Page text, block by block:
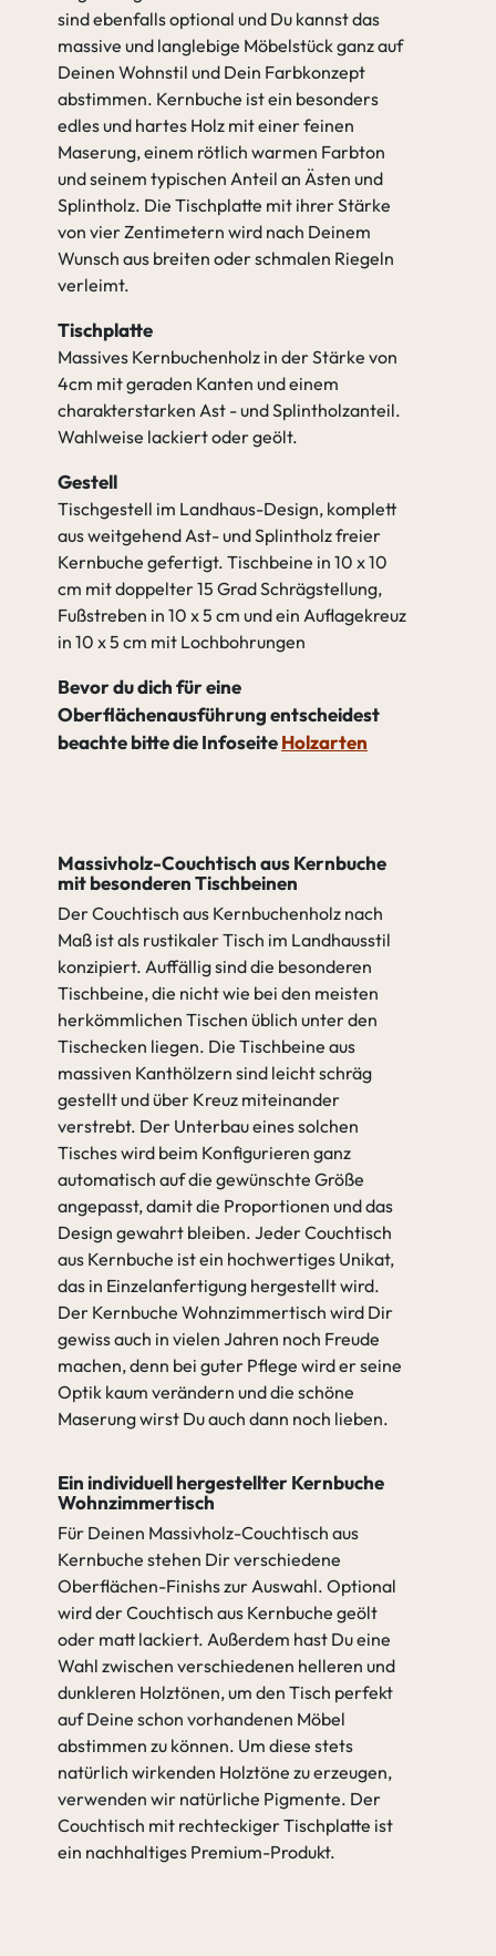
sind ebenfalls optional und Du kannst das
massive und langlebige Möbelstück ganz auf
Deinen Wohnstil und Dein Farbkonzept
abstimmen. Kernbuche ist ein besonders
edles und hartes Holz mit einer feinen
Maserung, einem rötlich warmen Farbton
und seinem typischen Anteil an Ästen und
Splintholz. Die Tischplatte mit ihrer Stärke
von vier Zentimetern wird nach Deinem
Wunsch aus breiten oder schmalen Riegeln
verleimt.
Tischplatte
Massives Kernbuchenholz in der Stärke von
4cm mit geraden Kanten und einem
charakterstarken Ast - und Splintholzanteil.
Wahlweise lackiert oder geölt.
Gestell
Tischgestell im Landhaus-Design, komplett
aus weitgehend Ast- und Splintholz freier
Kernbuche gefertigt. Tischbeine in 10 x 10
cm mit doppelter 15 Grad Schrägstellung,
Fußstreben in 10 x 5 cm und ein Auflagekreuz
in 10 x 5 cm mit Lochbohrungen
Bevor du dich für eine
Oberflächenausführung entscheidest
beachte bitte die InfoseiteHolzarten
Massivholz-Couchtisch aus Kernbuche
mit besonderen Tischbeinen
Der Couchtisch aus Kernbuchenholz nach
Maß ist als rustikaler Tisch im Landhausstil
konzipiert. Auffällig sind die besonderen
Tischbeine, die nicht wie bei den meisten
herkömmlichen Tischen üblich unter den
Tischecken liegen. Die Tischbeine aus
massiven Kanthölzern sind leicht schräg
gestellt und über Kreuz miteinander
verstrebt. Der Unterbau eines solchen
Tisches wird beim Konfigurieren ganz
automatisch auf die gewünschte Größe
angepasst, damit die Proportionen und das
Design gewahrt bleiben. Jeder Couchtisch
aus Kernbuche ist ein hochwertiges Unikat,
das in Einzelanfertigung hergestellt wird.
Der Kernbuche Wohnzimmertisch wird Dir
gewiss auch in vielen Jahren noch Freude
machen, denn bei guter Pflege wird er seine
Optik kaum verändern und die schöne
Maserung wirst Du auch dann noch lieben.
Ein individuell hergestellter Kernbuche
Wohnzimmertisch
Für Deinen Massivholz-Couchtisch aus
Kernbuche stehen Dir verschiedene
Oberflächen-Finishs zur Auswahl. Optional
wird der Couchtisch aus Kernbuche geölt
oder matt lackiert. Außerdem hast Du eine
Wahl zwischen verschiedenen helleren und
dunkleren Holztönen, um den Tisch perfekt
auf Deine schon vorhandenen Möbel
abstimmen zu können. Um diese stets
natürlich wirkenden Holztöne zu erzeugen,
verwenden wir natürliche Pigmente. Der
Couchtisch mit rechteckiger Tischplatte ist
ein nachhaltiges Premium-Produkt.